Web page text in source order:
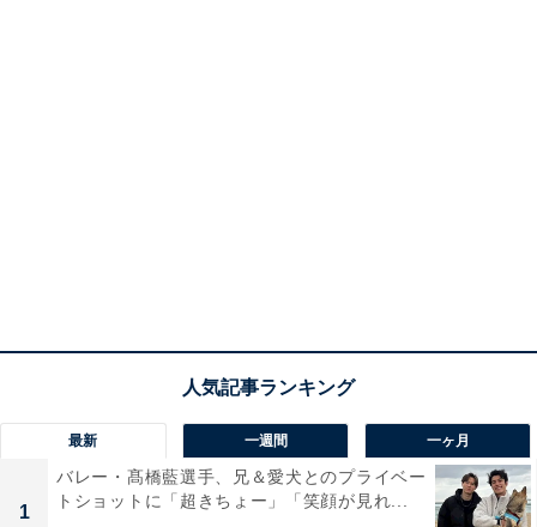
最新 一週間 一ヶ月
1
バレー・髙橋藍選手、兄＆愛犬とのプライベー
トショットに「超きちょー」「笑顔が見れ...